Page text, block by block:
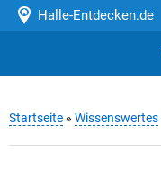
Halle-Entdecken.de
Startseite » Wissenswertes